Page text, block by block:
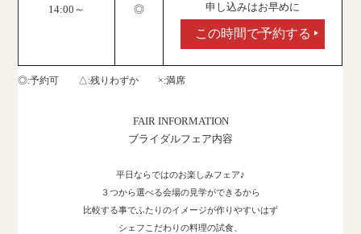
14:00～ ◎
申し込みはお早めに
この時間で予約する
◎ 予約可 △ 残りわずか × 満席
FAIR INFORMATION
ブライダルフェア内容
平日ならではのお楽しみフェア♪
３つから選べる会場の見学ができるから
比較する事でふたりのイメージが作りやすいはず
シェフこだわりの料理の試食、